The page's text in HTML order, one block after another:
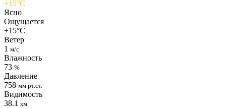
+15°C
Ясно
Ощущается
+15°C
Ветер
1 м/с
Влажность
73 %
Давление
758 мм рт.ст.
Видимость
38.1 км